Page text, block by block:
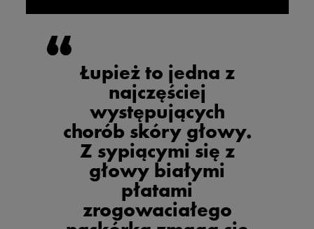
Łupież to jedna z
najczęściej
występujących
chorób skóry głowy.
Z sypiącymi się z
głowy białymi
płatami
zrogowaciałego